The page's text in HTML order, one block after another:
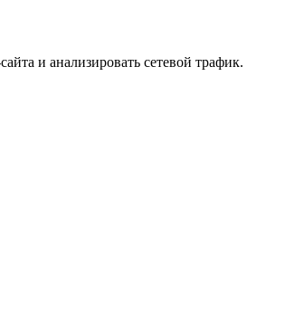
и анализировать сетевой трафик.